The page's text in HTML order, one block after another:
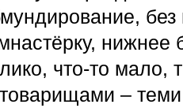
нижнее
что-то мало,
–